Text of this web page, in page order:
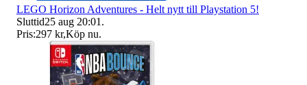
LEGO Horizon Adventures - Helt nytt till Playstation 5!
Sluttid25 aug 20:01 .
Pris:297 kr,Köp nu.